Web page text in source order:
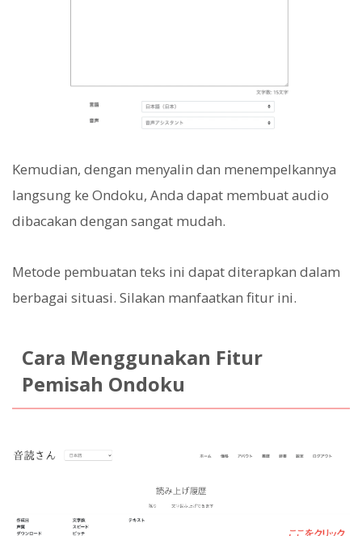
Kemudian, dengan menyalin dan menempelkannya
langsung ke Ondoku, Anda dapat membuat audio
dibacakan dengan sangat mudah.
Metode pembuatan teks ini dapat diterapkan dalam
berbagai situasi. Silakan manfaatkan fitur ini.
Cara Menggunakan Fitur
Pemisah Ondoku